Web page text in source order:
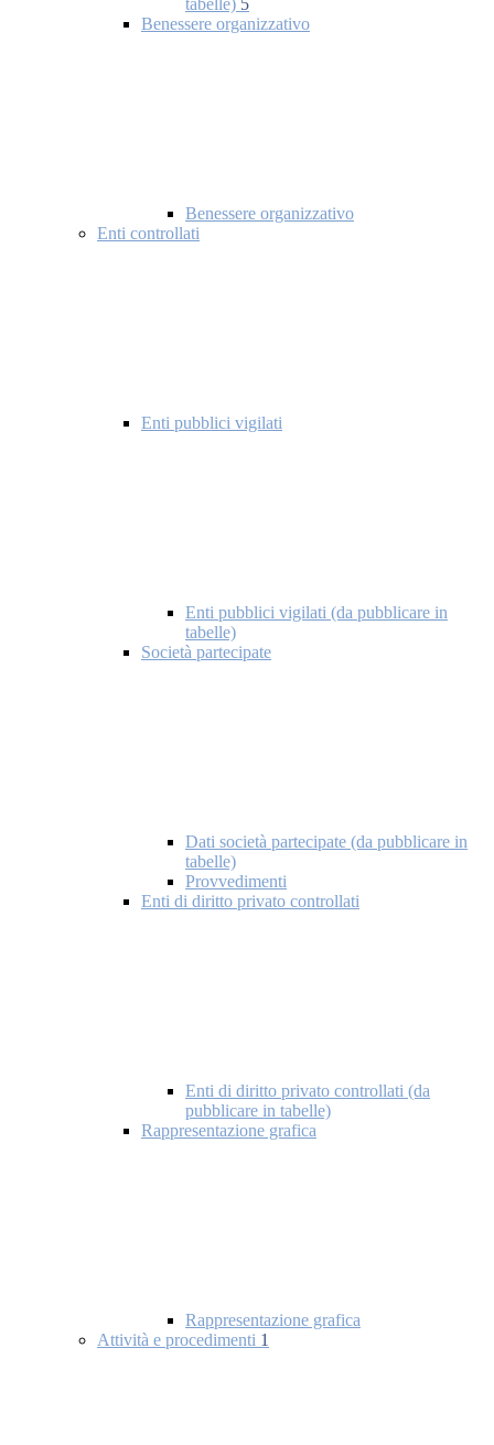
tabelle) 5
Benessere organizzativo
Benessere organizzativo
Enti controllati
Enti pubblici vigilati
Enti pubblici vigilati (da pubblicare in
tabelle)
Società partecipate
Dati società partecipate (da pubblicare in
tabelle)
Provvedimenti
Enti di diritto privato controllati
Enti di diritto privato controllati (da
pubblicare in tabelle)
Rappresentazione grafica
Rappresentazione grafica
Attività e procedimenti 1